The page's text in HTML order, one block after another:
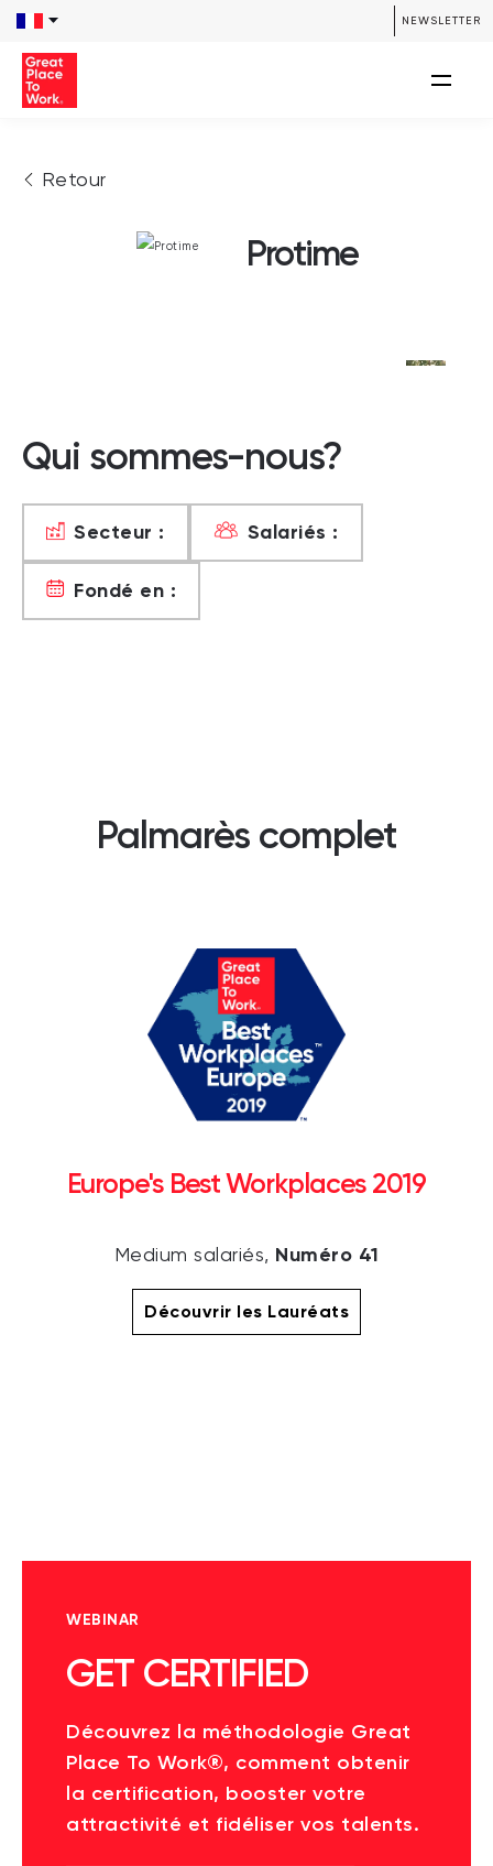
NEWSLETTER
Retour
Protime
Qui sommes-nous?
Secteur : Salariés :
Fondé en :
Palmarès complet
Europe's Best Workplaces 2019
Medium salariés, Numéro 41
Découvrir les Lauréats
WEBINAR
GET CERTIFIED
Découvrez la méthodologie Great
Place To Work®, comment obtenir
la certification, booster votre
attractivité et fidéliser vos talents.